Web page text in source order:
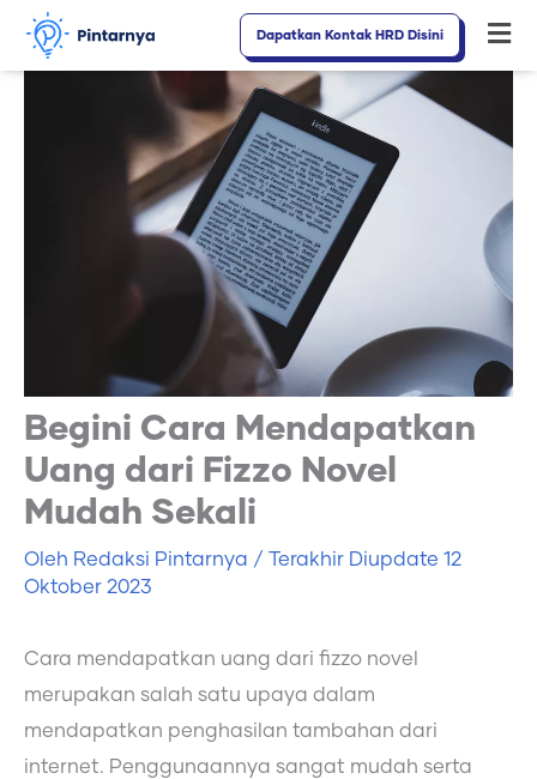
Lewati
Dapatkan Kontak HRD Disini
Begini Cara Mendapatkan
Uang dari Fizzo Novel
Mudah Sekali
Oleh Redaksi Pintarnya / Terakhir Diupdate 12
Oktober 2023
Cara mendapatkan uang dari fizzo novel
merupakan salah satu upaya dalam
mendapatkan penghasilan tambahan dari
internet. Penggunaannya sangat mudah serta